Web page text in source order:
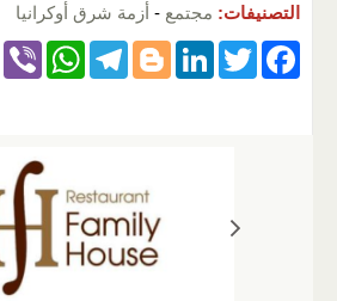
التصنيفات: مجتمع - أزمة شرق أوكرانيا
F
T
Li
dI
n
Bl
er
T
a
m
W
s
A
p